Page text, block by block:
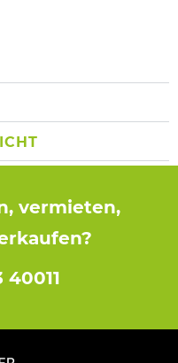
vermieten,
40011